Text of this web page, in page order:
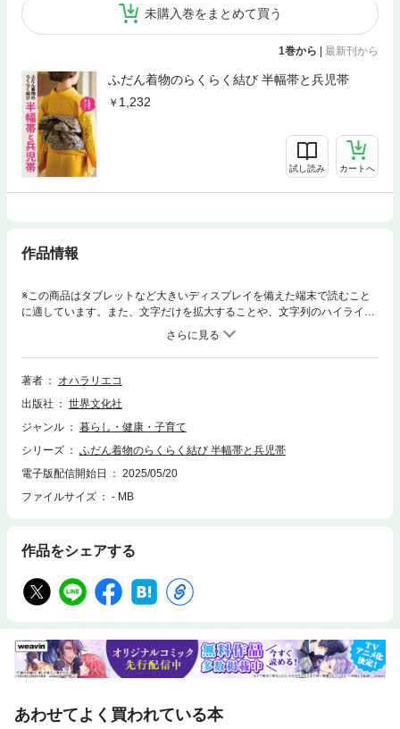
未購入巻をまとめて買う
1巻から | 最新刊から
ふだん着物のらくらく結び 半幅帯と兵児帯
1,232
試し読み カートへ
作品情報
※この商品はタブレットなど大きいディスプレイを備えた端末で読むこと
に適しています。また、文字だけを拡大することや、文字列のハイライ
ト、検索、辞書の参照、引用などの機能が使用できません。ふだん着物を
楽しくお洒落に！オハラリエコさんが、自宅の着付けサロンで出会った女
性のリアルな声に応えて、どんな体型やタイプの人にも似合う結び方のコ
ツを公開。リボン系、お太鼓系、レイヤー系など、「可愛い」から「大人
いからちょっとしたパーティーまで、着物のお出かけが楽しくなる1冊で
す。
著者
オハラリエコ
出版社
世界文化社
ジャンル
暮らし・健康・子育て
シリーズ
ふだん着物のらくらく結び 半幅帯と兵児帯
電子版配信開始日
2025/05/20
ファイルサイズ
- MB
作品をシェアする
あわせてよく買われている本